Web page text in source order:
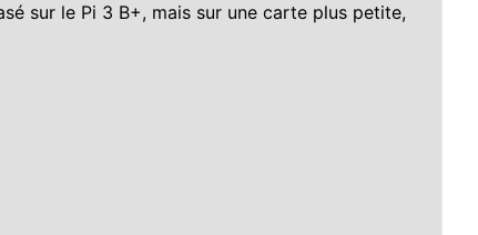
sur le Pi 3 B+, mais sur une carte plus petite,